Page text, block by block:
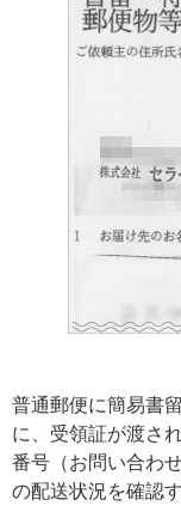
普通郵便に簡易書
に、受領証が渡さ
番号（お問い合わ
の配送状況を確認